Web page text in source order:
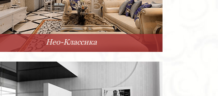
Нео-Классика